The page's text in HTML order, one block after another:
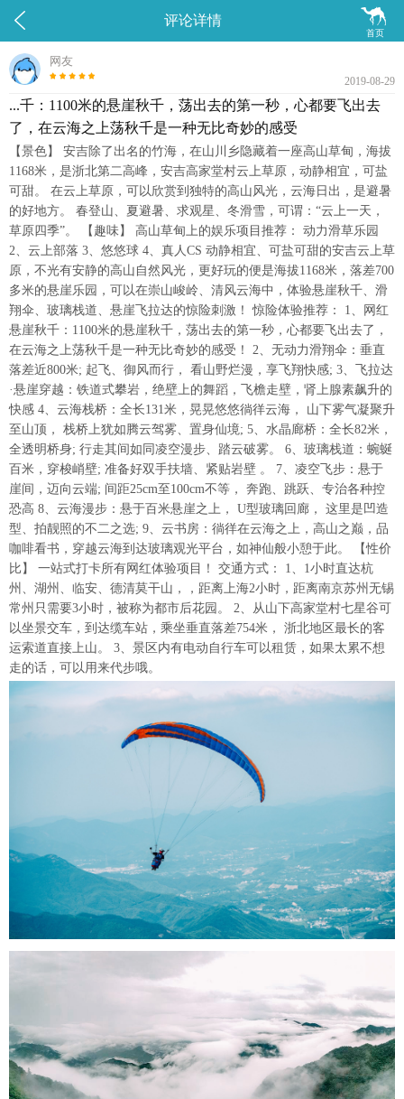
 
首页
评论详情
网友
2019-08-29
...千：1100米的悬崖秋千，荡出去的第一秒，心都要飞出去
了，在云海之上荡秋千是一种无比奇妙的感受
【景色】 安吉除了出名的竹海，在山川乡隐藏着一座高山草甸，海拔
1168米，是浙北第二高峰，安吉高家堂村云上草原，动静相宜，可盐
可甜。 在云上草原，可以欣赏到独特的高山风光，云海日出，是避暑
的好地方。 春登山、夏避暑、求观星、冬滑雪，可谓：“云上一天，
草原四季”。 【趣味】 高山草甸上的娱乐项目推荐： 动力滑草乐园
2、云上部落 3、悠悠球 4、真人CS 动静相宜、可盐可甜的安吉云上草
原，不光有安静的高山自然风光，更好玩的便是海拔1168米，落差700
多米的悬崖乐园，可以在崇山峻岭、清风云海中，体验悬崖秋千、滑
翔伞、玻璃栈道、悬崖飞拉达的惊险刺激！ 惊险体验推荐： 1、网红
悬崖秋千：1100米的悬崖秋千，荡出去的第一秒，心都要飞出去了，
在云海之上荡秋千是一种无比奇妙的感受！ 2、无动力滑翔伞：垂直
落差近800米; 起飞、御风而行， 看山野烂漫，享飞翔快感; 3、飞拉达
·悬崖穿越：铁道式攀岩，绝壁上的舞蹈，飞檐走壁，肾上腺素飙升的
快感 4、云海栈桥：全长131米，晃晃悠悠徜徉云海， 山下雾气凝聚升
至山顶， 栈桥上犹如腾云驾雾、置身仙境; 5、水晶廊桥：全长82米，
全透明桥身; 行走其间如同凌空漫步、踏云破雾。 6、玻璃栈道：蜿蜒
百米，穿梭峭壁; 准备好双手扶墙、紧贴岩壁 。 7、凌空飞步：悬于
崖间，迈向云端; 间距25cm至100cm不等， 奔跑、跳跃、专治各种控
恐高 8、云海漫步：悬于百米悬崖之上， U型玻璃回廊， 这里是凹造
型、拍靓照的不二之选; 9、云书房：徜徉在云海之上，高山之巅，品
咖啡看书，穿越云海到达玻璃观光平台，如神仙般小憩于此。 【性价
比】 一站式打卡所有网红体验项目！ 交通方式： 1、1小时直达杭
州、湖州、临安、德清莫干山，，距离上海2小时，距离南京苏州无锡
常州只需要3小时，被称为都市后花园。 2、从山下高家堂村七星谷可
以坐景交车，到达缆车站，乘坐垂直落差754米， 浙北地区最长的客
运索道直接上山。 3、景区内有电动自行车可以租赁，如果太累不想
走的话，可以用来代步哦。